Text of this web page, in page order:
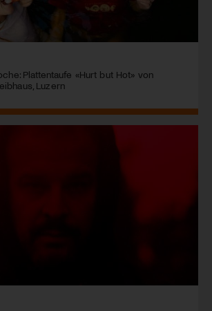
Plattentaufe «Hurt but Hot» von
Luzern